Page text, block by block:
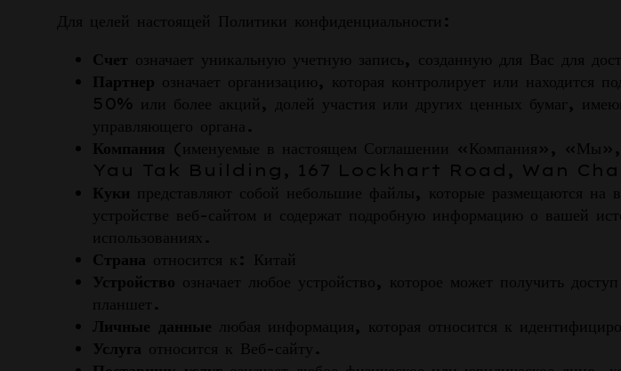
Для целей настоящей Политики конфиденциальности:
Счет означает уникальную учетную запись, созданную для Вас для
Партнер означает организацию, которая контролирует или находится
50% или более акций, долей участия или других ценных бумаг,
управляющего органа.
Компания (именуемые в настоящем Соглашении
Yau Tak Building, 167 Lockhart Road, Wan Chai,
Куки представляют собой небольшие файлы, которые размещаются
устройстве веб-сайтом и содержат подробную информацию о вашей
использованиях.
Страна относится к: Китай
Устройство означает любое устройство, которое может получить
планшет.
Личные данные любая информация, которая относится к
Услуга относится к Веб-сайту.